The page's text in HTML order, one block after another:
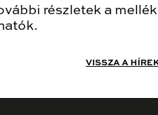
részletek a
VISSZA A